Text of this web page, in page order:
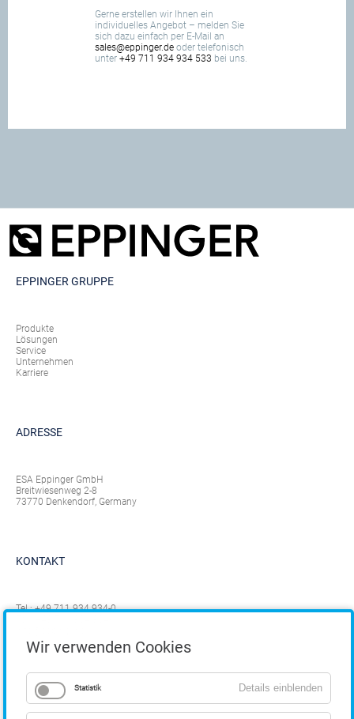
Gerne erstellen wir Ihnen ein
individuelles Angebot – melden Sie
sich dazu einfach per E-Mail an
sales@eppinger.de oder telefonisch
unter +49 711 934 934 533 bei uns.
EPPINGER GRUPPE
Produkte
Lösungen
Service
Unternehmen
Karriere
ADRESSE
ESA Eppinger GmbH
Breitwiesenweg 2-8
73770 Denkendorf, Germany
KONTAKT
Tel.:+49 711 934 934-0
Wir verwenden Cookies
Statistik Details einblenden